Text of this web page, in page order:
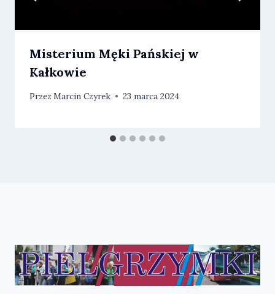
Misterium Męki Pańskiej w
Kałkowie
Przez Marcin Czyrek 23 marca 2024